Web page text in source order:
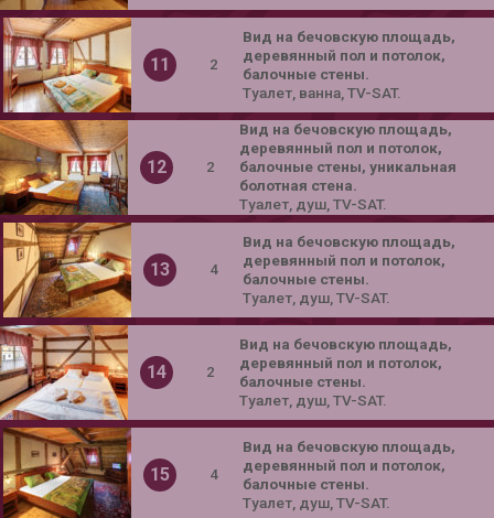
11 2
Bид на бечовскую площадь,
деревянный пол и потолок,
балочные стены.
Tуалет, ванна, TV-SAT.
12 2
Bид на бечовскую площадь,
деревянный пол и потолок,
балочные стены, уникальная
болотная стена.
Tуалет, душ, TV-SAT.
13 4
Bид на бечовскую площадь,
деревянный пол и потолок,
балочные стены.
Tуалет, душ, TV-SAT.
14 2
Bид на бечовскую площадь,
деревянный пол и потолок,
балочные стены.
Tуалет, душ, TV-SAT.
15 4
Bид на бечовскую площадь,
деревянный пол и потолок,
балочные стены.
Tуалет, душ, TV-SAT.